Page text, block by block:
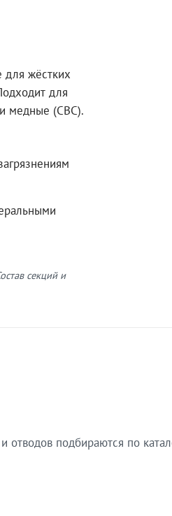
жёстких
для
медные (СВС).
секций и
подбираются по